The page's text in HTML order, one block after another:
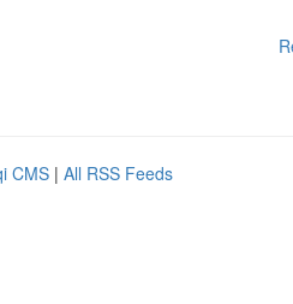
CMS | All RSS Feeds